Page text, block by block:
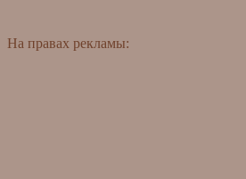
На правах рекламы: